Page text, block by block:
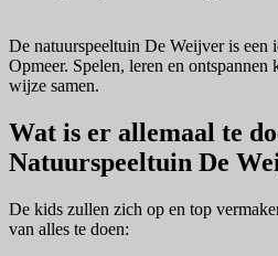
De natuurspeeltuin De Weijver is een
Opmeer. Spelen, leren en
wijze samen.
Wat is er allemaal te
Natuurspeeltuin De
De kids zullen zich op en top
van alles te doen: